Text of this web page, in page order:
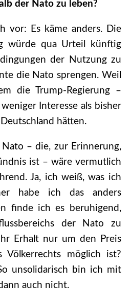
der Nato zu leben?
vor: Es käme anders. Die
würde qua Urteil künftig
der Nutzung zu
die Nato sprengen. Weil
die Trump-Regierung –
Interesse als bisher
hätten.
– die, zur Erinnerung,
ist – wäre vermutlich
Ja, ich weiß, was ich
habe ich das anders
finde ich es beruhigend,
der Nato zu
Erhalt nur um den Preis
Völkerrechts möglich ist?
unsolidarisch bin ich mit
auch nicht.